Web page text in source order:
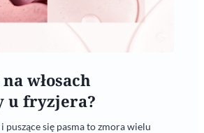
włosach
u fryzjera?
puszące się pasma to zmora wielu